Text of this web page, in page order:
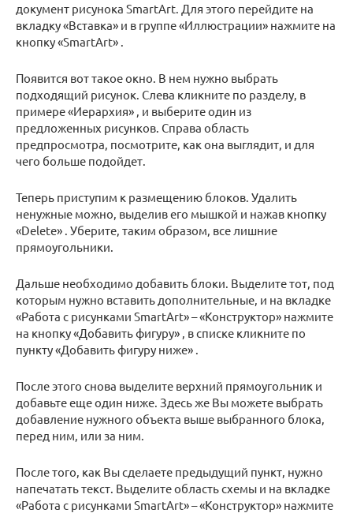
документ рисунока SmartArt. Для этого перейдите на
вкладку «Вставка» и в группе «Иллюстрации» нажмите на
кнопку «SmartArt» .
Появится вот такое окно. В нем нужно выбрать
подходящий рисунок. Слева кликните по разделу, в
примере «Иерархия» , и выберите один из
предложенных рисунков. Справа область
предпросмотра, посмотрите, как она выглядит, и для
чего больше подойдет.
Теперь приступим к размещению блоков. Удалить
ненужные можно, выделив его мышкой и нажав кнопку
«Delete» . Уберите, таким образом, все лишние
прямоугольники.
Дальше необходимо добавить блоки. Выделите тот, под
которым нужно вставить дополнительные, и на вкладке
«Работа с рисунками SmartArt» – «Конструктор» нажмите
на кнопку «Добавить фигуру» , в списке кликните по
пункту «Добавить фигуру ниже» .
После этого снова выделите верхний прямоугольник и
добавьте еще один ниже. Здесь же Вы можете выбрать
добавление нужного объекта выше выбранного блока,
перед ним, или за ним.
После того, как Вы сделаете предыдущий пункт, нужно
напечатать текст. Выделите область схемы и на вкладке
«Работа с рисунками SmartArt» – «Конструктор» нажмите